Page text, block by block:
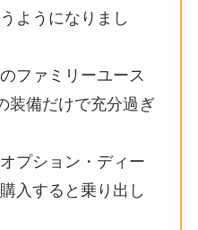
ようになりまし
ァミリーユース
装備だけで充分過ぎ
ション・ディー
入すると乗り出し